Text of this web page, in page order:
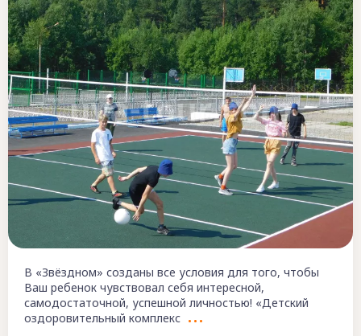
В «Звёздном» созданы все условия для того, чтобы
Ваш ребенок чувствовал себя интересной,
самодостаточной, успешной личностью! «Детский
оздоровительный комплекс